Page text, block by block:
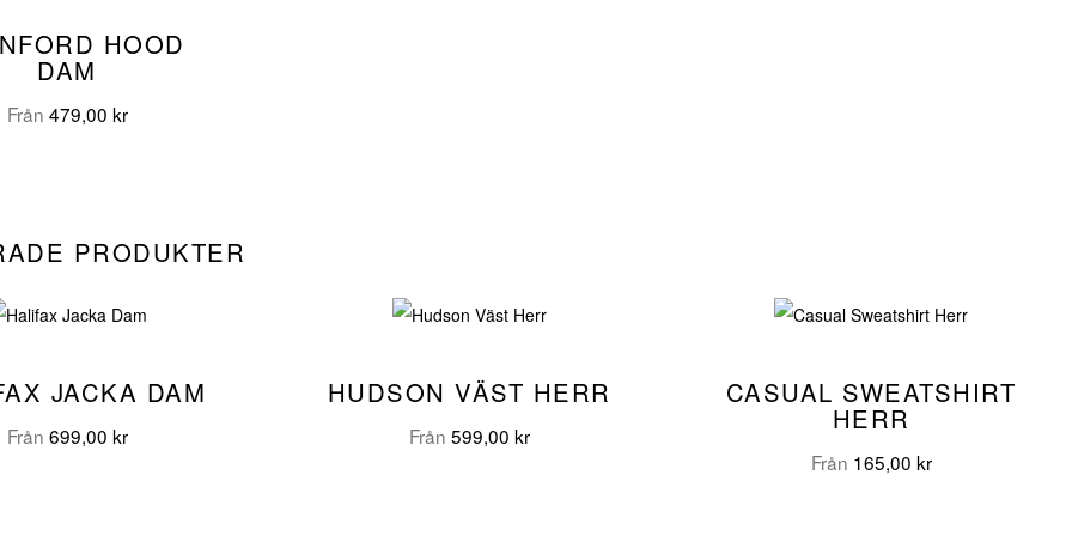
HOOD
DAM
Från 479,00 kr
PRODUKTER
JACKA DAM
Från 699,00 kr
HUDSON VÄST HERR
Från 599,00 kr
CASUAL SWEATSHIRT
HERR
Från 165,00 kr